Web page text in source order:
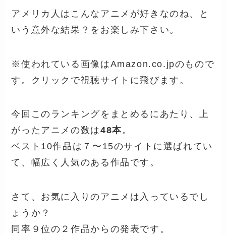
アメリカ人はこんなアニメが好きなのね、と
いう意外な結果？をお楽しみ下さい。
※使われている画像はAmazon.co.jpのもので
す。クリックで視聴サイトに飛びます。
今回このランキングをまとめるにあたり、上
がったアニメの数は48本。
ベスト10作品は７〜15のサイトに選ばれてい
て、幅広く人気のある作品です。
さて、お気に入りのアニメは入っているでし
ょうか？
同率９位の２作品からの発表です。